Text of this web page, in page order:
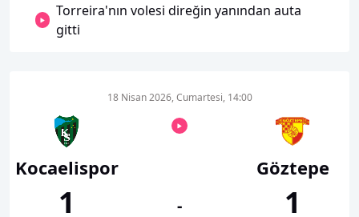
Torreira'nın volesi direğin yanından auta
gitti
Kocaelispor
1
18 Nisan 2026, Cumartesi, 14:00
-
Göztepe
1